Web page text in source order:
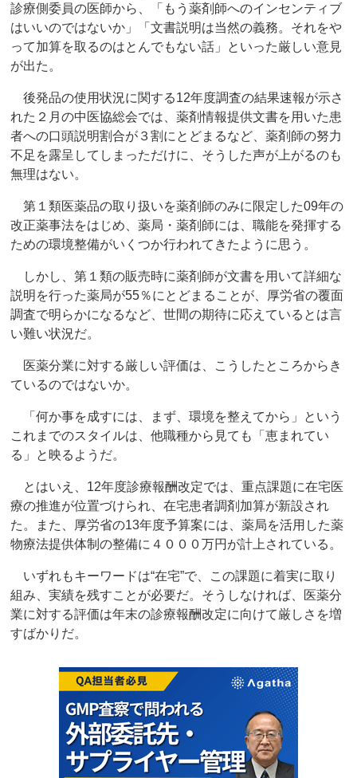
診療側委員の医師から、「もう薬剤師へのインセンティブ
はいいのではないか」「文書説明は当然の義務。それをや
って加算を取るのはとんでもない話」といった厳しい意見
が出た。
後発品の使用状況に関する12年度調査の結果速報が示さ
れた２月の中医協総会では、薬剤情報提供文書を用いた患
者への口頭説明割合が３割にとどまるなど、薬剤師の努力
不足を露呈してしまっただけに、そうした声が上がるのも
無理はない。
第１類医薬品の取り扱いを薬剤師のみに限定した09年の
改正薬事法をはじめ、薬局・薬剤師には、職能を発揮する
ための環境整備がいくつか行われてきたように思う。
しかし、第１類の販売時に薬剤師が文書を用いて詳細な
説明を行った薬局が55％にとどまることが、厚労省の覆面
調査で明らかになるなど、世間の期待に応えているとは言
い難い状況だ。
医薬分業に対する厳しい評価は、こうしたところからき
ているのではないか。
「何か事を成すには、まず、環境を整えてから」という
これまでのスタイルは、他職種から見ても「恵まれてい
る」と映るようだ。
とはいえ、12年度診療報酬改定では、重点課題に在宅医
療の推進が位置づけられ、在宅患者調剤加算が新設され
た。また、厚労省の13年度予算案には、薬局を活用した薬
物療法提供体制の整備に４０００万円が計上されている。
いずれもキーワードは“在宅”で、この課題に着実に取り
組み、実績を残すことが必要だ。そうしなければ、医薬分
業に対する評価は年末の診療報酬改定に向けて厳しさを増
すばかりだ。